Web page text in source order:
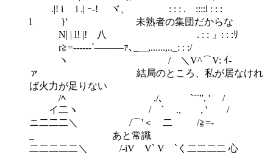
.|! i i .| ｰ-! ヾ、 : : : . ::::l : : :
l }' 未熟者の集団だからな
N| | l! |! 八 . : : 」: : :ﾘ
r≧=------`―――ｧ､_＿,......,.._: : :/
ヽ / ＼V^⌒V: ｲ-
ァ 結局のところ、私が居なけれ
ば火力が足りない
/ﾍ ./、 `¨¨”. ' /
イ二ヽ / ` ., , ' /
ニ二二二＼ /⌒'＜ 二 /≧=-
_ あと常識
二二二二二＼ /-iV V` V `く二二二二 心